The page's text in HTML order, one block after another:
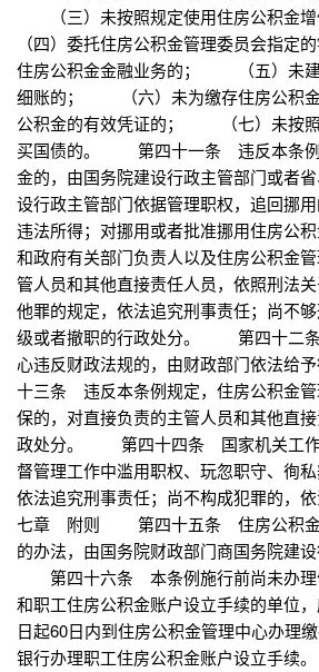
（三）未按照规定使用住房公积金
（四）委托住房公积金管理委员会指定
住房公积金金融业务的； （五）未建
细账的； （六）未为缴存住房公积金
公积金的有效凭证的； （七）未按照
买国债的。 第四十一条 违反本条例
金的，由国务院建设行政主管部门或者
设行政主管部门依据管理职权，追回挪
违法所得；对挪用或者批准挪用住房公
和政府有关部门负责人以及住房公积金
管人员和其他直接责任人员，依照刑法
他罪的规定，依法追究刑事责任；尚不
级或者撤职的行政处分。 第四十二
心违反财政法规的，由财政部门依法
十三条 违反本条例规定，住房公积金
保的，对直接负责的主管人员和其他直
政处分。 第四十四条 国家机关工作
督管理工作中滥用职权、玩忽职守、徇私
依法追究刑事责任；尚不构成犯罪的，
七章 附则 第四十五条 住房公积金
的办法，由国务院财政部门商国务院建设
第四十六条 本条例施行前尚未办理
和职工住房公积金账户设立手续的单位
日起60日内到住房公积金管理中心办理
银行办理职工住房公积金账户设立